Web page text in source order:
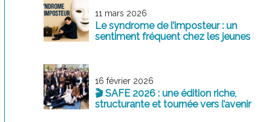
11 mars 2026
Le syndrome de l’imposteur : un
sentiment fréquent chez les jeunes
16 février 2026
🎬 SAFE 2026 : une édition riche,
structurante et tournée vers l’avenir